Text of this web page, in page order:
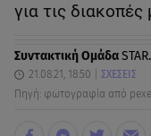
για τις
Συντακτική Ομάδα
21.08.21, 18:50
ΣΧΕΣΕΙΣ
Πηγή: φωτογραφία από